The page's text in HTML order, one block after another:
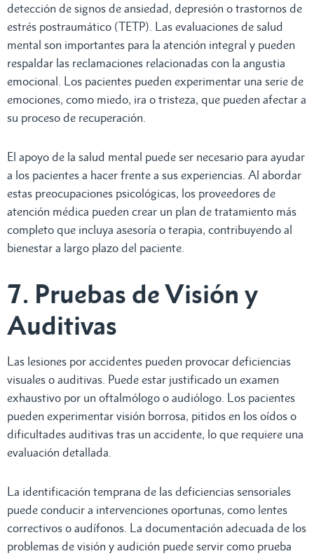
detección de signos de ansiedad, depresión o trastornos de
estrés postraumático (TETP). Las evaluaciones de salud
mental son importantes para la atención integral y pueden
respaldar las reclamaciones relacionadas con la angustia
emocional. Los pacientes pueden experimentar una serie de
emociones, como miedo, ira o tristeza, que pueden afectar a
su proceso de recuperación.
El apoyo de la salud mental puede ser necesario para ayudar
a los pacientes a hacer frente a sus experiencias. Al abordar
estas preocupaciones psicológicas, los proveedores de
atención médica pueden crear un plan de tratamiento más
completo que incluya asesoría o terapia, contribuyendo al
bienestar a largo plazo del paciente.
7. Pruebas de Visión y
Auditivas
Las lesiones por accidentes pueden provocar deficiencias
visuales o auditivas. Puede estar justificado un examen
exhaustivo por un oftalmólogo o audiólogo. Los pacientes
pueden experimentar visión borrosa, pitidos en los oídos o
dificultades auditivas tras un accidente, lo que requiere una
evaluación detallada.
La identificación temprana de las deficiencias sensoriales
puede conducir a intervenciones oportunas, como lentes
correctivos o audífonos. La documentación adecuada de los
problemas de visión y audición puede servir como prueba